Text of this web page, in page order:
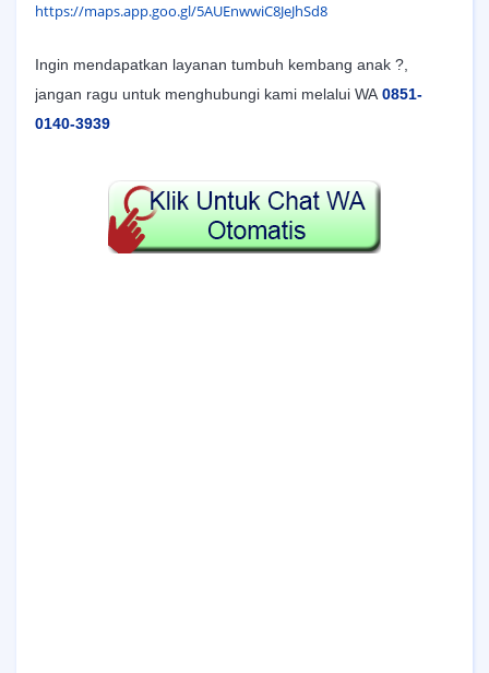
https://maps.app.goo.gl/5AUEnwwiC8JeJhSd8
Ingin mendapatkan layanan tumbuh kembang anak ?,
jangan ragu untuk menghubungi kami melalui WA 0851-
0140-3939